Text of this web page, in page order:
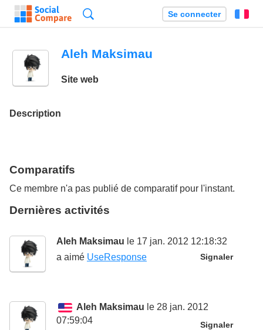
Se connecter
Aleh Maksimau
Site web
Description
Comparatifs
Ce membre n'a pas publié de comparatif pour l'instant.
Dernières activités
Aleh Maksimau le 17 jan. 2012 12:18:32
Signaler
a aimé UseResponse
Aleh Maksimau le 28 jan. 2012
07:59:04
Signaler